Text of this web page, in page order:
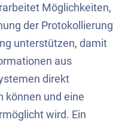
Möglichkeiten,
der Protokollierung
unterstützen, damit
aus
direkt
können und eine
wird. Ein